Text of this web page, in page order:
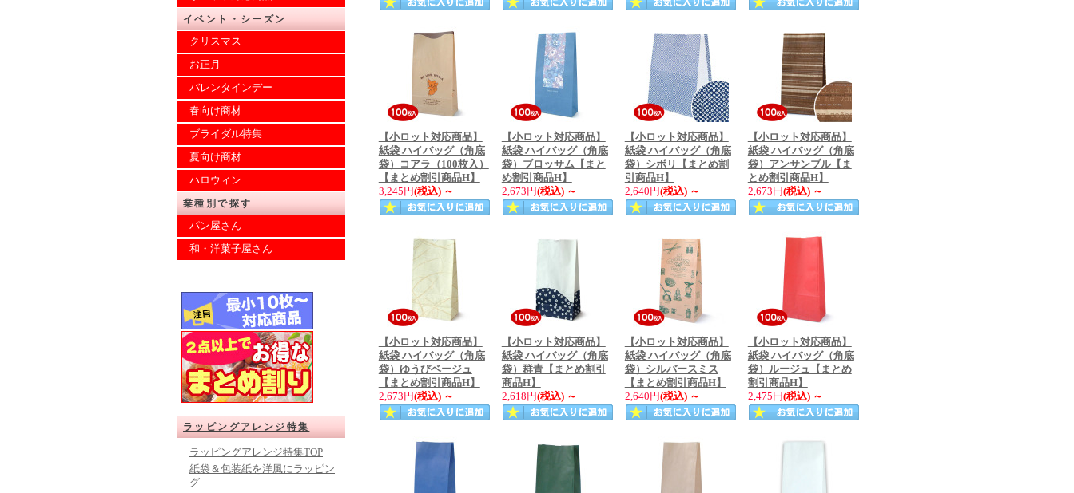
イベント・シーズン
クリスマス
お正月
バレンタインデー
春向け商材
ブライダル特集
夏向け商材
ハロウィン
業種別で探す
パン屋さん
和・洋菓子屋さん
ラッピングアレンジ特集
ラッピングアレンジ特集TOP
紙袋＆包装紙を洋風にラッピン
グ
【小ロット対応商品】
紙袋 ハイバッグ（角底
袋）コアラ（100枚入）
【まとめ割引商品H】
3,245円(税込) ～
【小ロット対応商品】
紙袋 ハイバッグ（角底
袋）ブロッサム【まと
め割引商品H】
2,673円(税込) ～
【小ロット対応商品】
紙袋 ハイバッグ（角底
袋）シボリ【まとめ割
引商品H】
2,640円(税込) ～
【小ロット対応商品】
紙袋 ハイバッグ（角底
袋）アンサンブル【ま
とめ割引商品H】
2,673円(税込) ～
【小ロット対応商品】
紙袋 ハイバッグ（角底
袋）ゆうびベージュ
【まとめ割引商品H】
2,673円(税込) ～
【小ロット対応商品】
紙袋 ハイバッグ（角底
袋）群青【まとめ割引
商品H】
2,618円(税込) ～
【小ロット対応商品】
紙袋 ハイバッグ（角底
袋）シルバースミス
【まとめ割引商品H】
2,640円(税込) ～
【小ロット対応商品】
紙袋 ハイバッグ（角底
袋）ルージュ【まとめ
割引商品H】
2,475円(税込) ～